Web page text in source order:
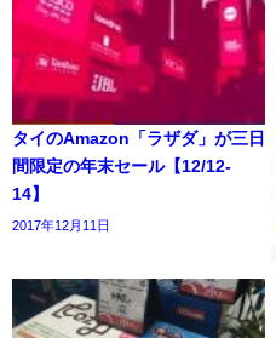
タイのAmazon「ラザダ」が三日
間限定の年末セール【12/12-
14】
2017年12月11日